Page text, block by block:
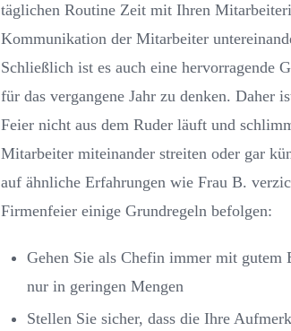
täglichen Routine Zeit mit Ihren
Kommunikation der Mitarbeiter
Schließlich ist es auch eine hervorragende
für das vergangene Jahr zu denken. Daher
Feier nicht aus dem Ruder läuft und
Mitarbeiter miteinander streiten oder gar
auf ähnliche Erfahrungen wie Frau B.
Firmenfeier einige Grundregeln befolgen:
Gehen Sie als Chefin immer mit
nur in geringen Mengen
Stellen Sie sicher, dass die Ihre